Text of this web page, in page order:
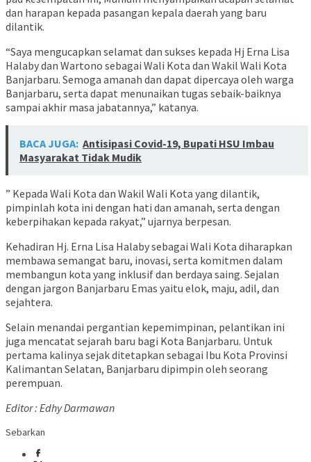
dan harapan kepada pasangan kepala daerah yang baru
dilantik.
“Saya mengucapkan selamat dan sukses kepada Hj Erna Lisa
Halaby dan Wartono sebagai Wali Kota dan Wakil Wali Kota
Banjarbaru. Semoga amanah dan dapat dipercaya oleh warga
Banjarbaru, serta dapat menunaikan tugas sebaik-baiknya
sampai akhir masa jabatannya,” katanya.
BACA JUGA: Antisipasi Covid-19, Bupati HSU Imbau
Masyarakat Tidak Mudik
” Kepada Wali Kota dan Wakil Wali Kota yang dilantik,
pimpinlah kota ini dengan hati dan amanah, serta dengan
keberpihakan kepada rakyat,” ujarnya berpesan.
Kehadiran Hj. Erna Lisa Halaby sebagai Wali Kota diharapkan
membawa semangat baru, inovasi, serta komitmen dalam
membangun kota yang inklusif dan berdaya saing. Sejalan
dengan jargon Banjarbaru Emas yaitu elok, maju, adil, dan
sejahtera.
Selain menandai pergantian kepemimpinan, pelantikan ini
juga mencatat sejarah baru bagi Kota Banjarbaru. Untuk
pertama kalinya sejak ditetapkan sebagai Ibu Kota Provinsi
Kalimantan Selatan, Banjarbaru dipimpin oleh seorang
perempuan.
Editor : Edhy Darmawan
Sebarkan